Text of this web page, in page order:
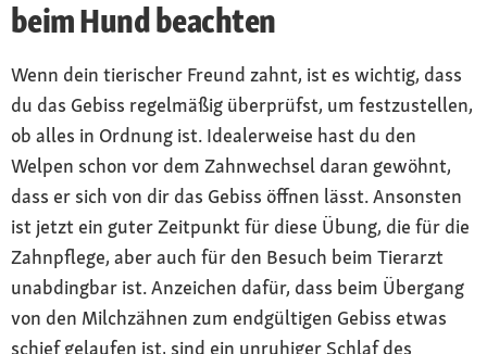
beim Hund beachten
Wenn dein tierischer Freund zahnt, ist es wichtig, dass
du das Gebiss regelmäßig überprüfst, um festzustellen,
ob alles in Ordnung ist. Idealerweise hast du den
Welpen schon vor dem Zahnwechsel daran gewöhnt,
dass er sich von dir das Gebiss öffnen lässt. Ansonsten
ist jetzt ein guter Zeitpunkt für diese Übung, die für die
Zahnpflege, aber auch für den Besuch beim Tierarzt
unabdingbar ist. Anzeichen dafür, dass beim Übergang
von den Milchzähnen zum endgültigen Gebiss etwas
schief gelaufen ist, sind ein unruhiger Schlaf des